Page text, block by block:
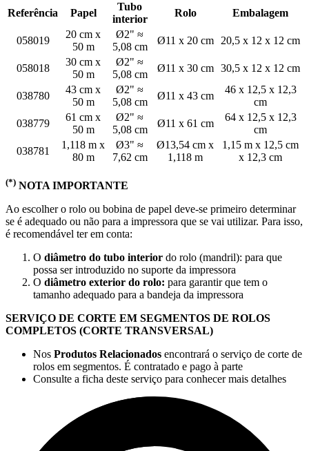
Referência Papel
Tubo
interior
Rolo Embalagem
058019
20 cm x
50 m
Ø2" ≈
5,08 cm
Ø11 x 20 cm 20,5 x 12 x 12 cm
058018
30 cm x
50 m
Ø2" ≈
5,08 cm
Ø11 x 30 cm 30,5 x 12 x 12 cm
038780
43 cm x
50 m
Ø2" ≈
5,08 cm
Ø11 x 43 cm
46 x 12,5 x 12,3
cm
038779
61 cm x
50 m
Ø2" ≈
5,08 cm
Ø11 x 61 cm
64 x 12,5 x 12,3
cm
038781
1,118 m x
80 m
Ø3" ≈
7,62 cm
Ø13,54 cm x
1,118 m
1,15 m x 12,5 cm
x 12,3 cm
(*) NOTA IMPORTANTE
Ao escolher o rolo ou bobina de papel deve-se primeiro determinar
se é adequado ou não para a impressora que se vai utilizar. Para isso,
é recomendável ter em conta:
O diâmetro do tubo interior do rolo (mandril): para que
possa ser introduzido no suporte da impressora
O diâmetro exterior do rolo: para garantir que tem o
tamanho adequado para a bandeja da impressora
SERVIÇO DE CORTE EM SEGMENTOS DE ROLOS
COMPLETOS (CORTE TRANSVERSAL)
Nos Produtos Relacionados encontrará o serviço de corte de
rolos em segmentos. É contratado e pago à parte
Consulte a ficha deste serviço para conhecer mais detalhes